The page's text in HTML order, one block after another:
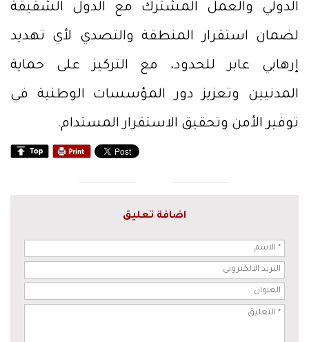
الدولي والعمل المشترك مع الدول الشقيقة
لضمان استقرار المنطقة والتصدي لأي تهديد
إرهابي عابر للحدود، مع التركيز على حماية
المدنيين وتعزيز دور المؤسسات الوطنية في
توفير الأمن وتحقيق الاستقرار المستدام.
اضافة تعليق